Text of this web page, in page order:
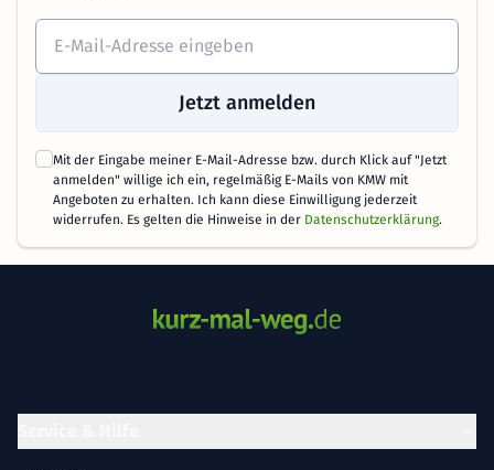
Jetzt anmelden
Mit der Eingabe meiner E-Mail-Adresse bzw. durch Klick auf "Jetzt
anmelden" willige ich ein, regelmäßig E-Mails von KMW mit
Angeboten zu erhalten. Ich kann diese Einwilligung jederzeit
widerrufen. Es gelten die Hinweise in der Datenschutzerklärung.